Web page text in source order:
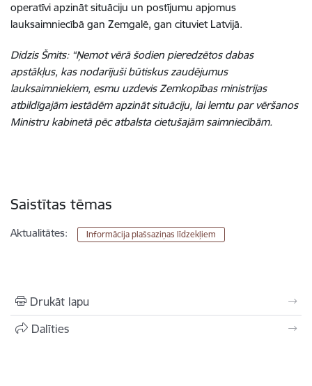
operatīvi apzināt situāciju un postījumu apjomus
lauksaimniecībā gan Zemgalē, gan cituviet Latvijā.
Didzis Šmits: “Ņemot vērā šodien pieredzētos dabas
apstākļus, kas nodarījuši būtiskus zaudējumus
lauksaimniekiem, esmu uzdevis Zemkopības ministrijas
atbildīgajām iestādēm apzināt situāciju, lai lemtu par vēršanos
Ministru kabinetā pēc atbalsta cietušajām saimniecībām.
Saistītas tēmas
Aktualitātes: Informācija plašsaziņas līdzekļiem
Drukāt lapu
Dalīties